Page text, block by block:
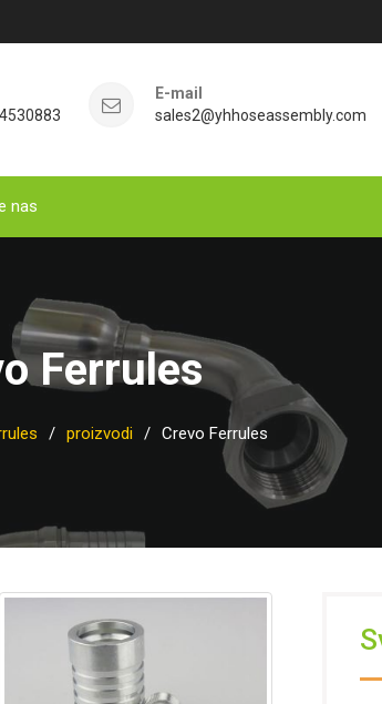
E-mail
sales2@yhhoseassembly.com
nas
Ferrules
proizvodi Crevo Ferrules